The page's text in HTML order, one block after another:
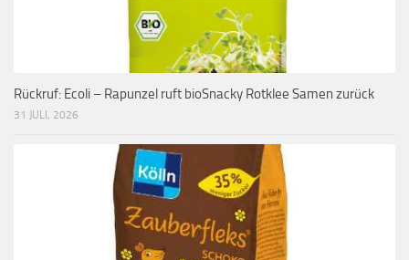
Rückruf: Ecoli – Rapunzel ruft bioSnacky Rotklee Samen zurück
31 JULI, 2026